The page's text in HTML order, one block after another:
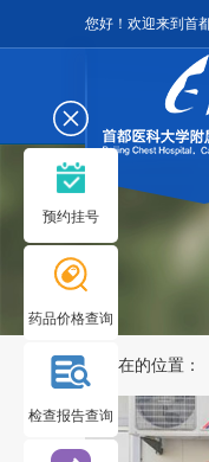
您好！欢迎来到首
您所在的位置：
预约挂号
药品价格查询
检查报告查询